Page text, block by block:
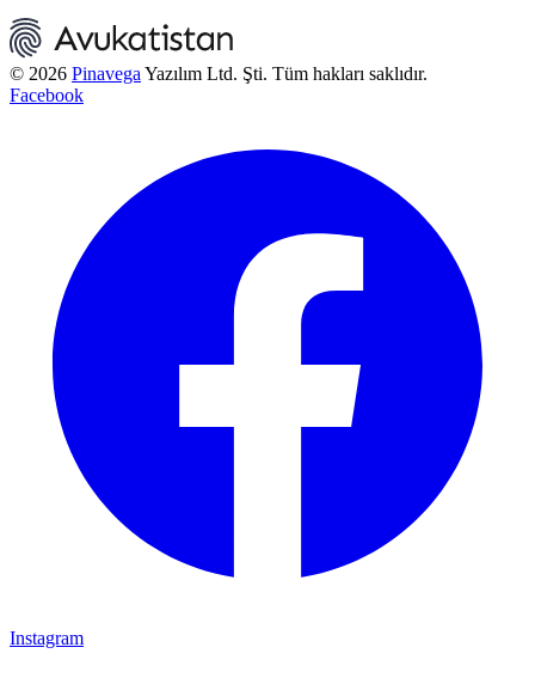
© 2026 Pinavega Yazılım Ltd. Şti. Tüm hakları saklıdır.
Facebook
Instagram